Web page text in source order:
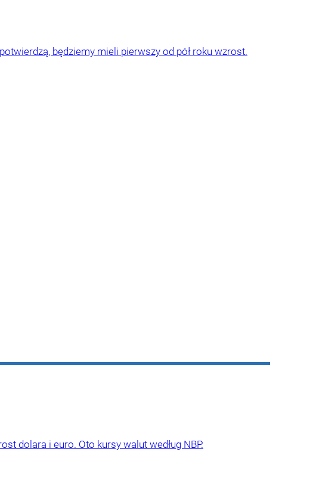
będziemy mieli pierwszy od pół roku wzrost.
dolara i euro. Oto kursy walut według NBP.